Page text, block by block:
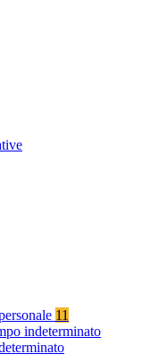
11
indeterminato